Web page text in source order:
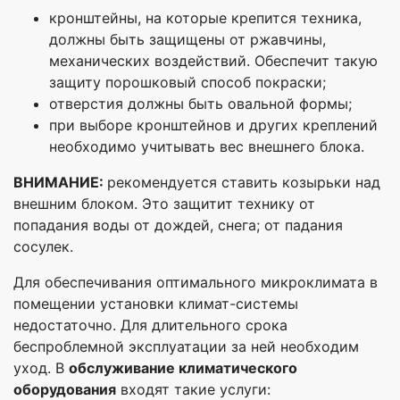
кронштейны, на которые крепится техника,
должны быть защищены от ржавчины,
механических воздействий. Обеспечит такую
защиту порошковый способ покраски;
отверстия должны быть овальной формы;
при выборе кронштейнов и других креплений
необходимо учитывать вес внешнего блока.
ВНИМАНИЕ: рекомендуется ставить козырьки над
внешним блоком. Это защитит технику от
попадания воды от дождей, снега; от падания
сосулек.
Для обеспечивания оптимального микроклимата в
помещении установки климат-системы
недостаточно. Для длительного срока
беспроблемной эксплуатации за ней необходим
уход. В обслуживание климатического
оборудования входят такие услуги: